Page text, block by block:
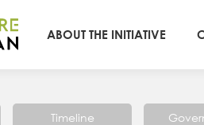
ABOUT THE INITIATIVE
Timeline